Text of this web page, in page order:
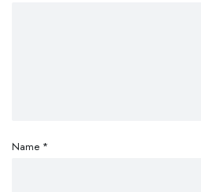
Name *